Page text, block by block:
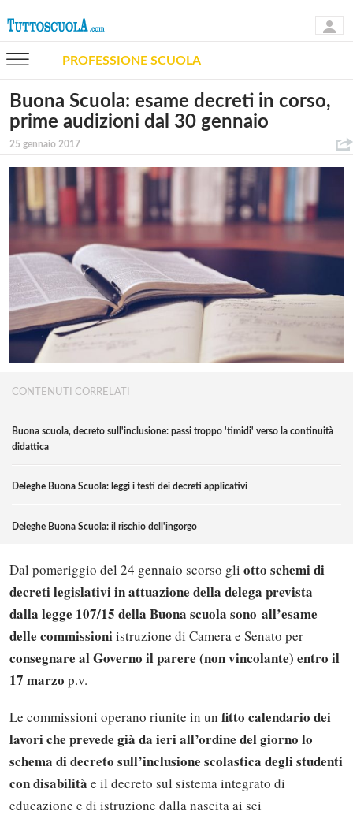
PROFESSIONE SCUOLA
Buona Scuola: esame decreti in corso,
prime audizioni dal 30 gennaio
25 gennaio 2017
CONTENUTI CORRELATI
Buona scuola, decreto sull'inclusione: passi troppo 'timidi' verso la continuità
didattica
Deleghe Buona Scuola: leggi i testi dei decreti applicativi
Deleghe Buona Scuola: il rischio dell'ingorgo
Dal pomeriggio del 24 gennaio scorso gli otto schemi di
decreti legislativi in attuazione della delega prevista
dalla legge 107/15 della Buona scuola sono all’esame
delle commissioniistruzione di Camera e Senato per
consegnare al Governo il parere (non vincolante) entro il
17 marzo p.v.
Le commissioni operano riunite in un fitto calendario dei
lavori che prevede già da ieri all’ordine del giorno lo
schema di decreto sull’inclusione scolastica degli studenti
con disabilità e il decreto sul sistema integrato di
educazione e di istruzione dalla nascita ai sei